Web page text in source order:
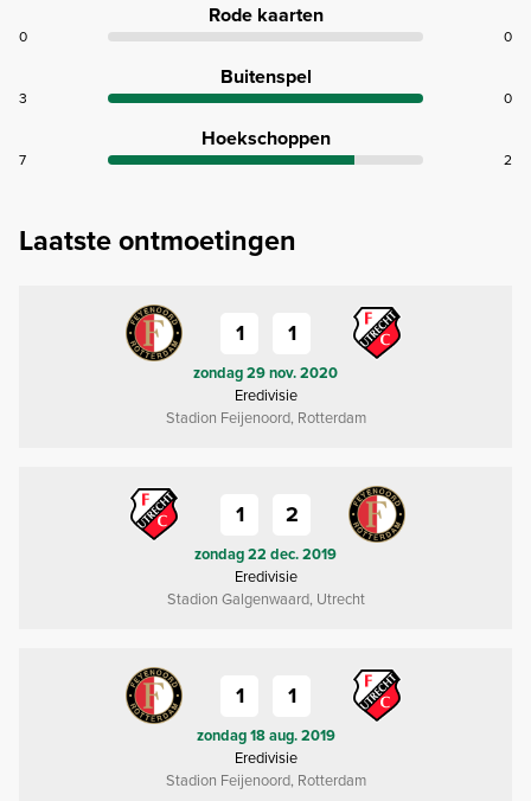
Rode kaarten
0 0
Buitenspel
3 0
Hoekschoppen
7 2
Laatste ontmoetingen
1 1
zondag 29 nov. 2020
Eredivisie
Stadion Feijenoord, Rotterdam
1 2
zondag 22 dec. 2019
Eredivisie
Stadion Galgenwaard, Utrecht
1 1
zondag 18 aug. 2019
Eredivisie
Stadion Feijenoord, Rotterdam